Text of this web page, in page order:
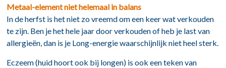
Metaal-element niet helemaal in balans
In de herfst is het niet zo vreemd om een keer wat verkouden
te zijn. Ben je het hele jaar door verkouden of heb je last van
allergieën, dan is je Long-energie waarschijnlijk niet heel sterk.
Eczeem (huid hoort ook bij longen) is ook een teken van